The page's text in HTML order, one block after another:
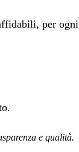
per
e qualità.